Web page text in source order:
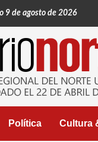
9 de agosto de 2026
Política Cultura